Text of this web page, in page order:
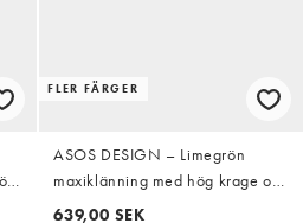
FLER FÄRGER
ASOS DESIGN – Limegrön
maxiklänning med hög krage och
scarffåll i chiffong
639,00 SEK